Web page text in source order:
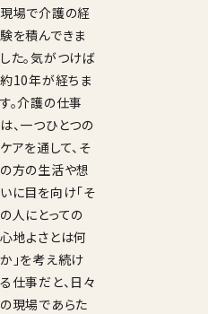
現場で介護の経
験を積んできま
した。気がつけば
約10年が経ちま
す。介護の仕事
は、一つひとつの
ケアを通して、そ
の方の生活や想
いに目を向け「そ
の人にとっての
心地よさとは何
か」を考え続け
る仕事だと、日々
の現場であらた